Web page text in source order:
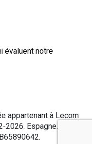
évaluent notre
appartenant à Lecom
Espagne. Tous